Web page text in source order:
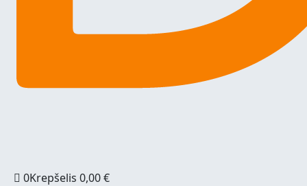
0Krepšelis0,00€